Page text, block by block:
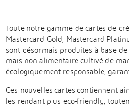
Toute notre gamme de cartes de
Mastercard Gold, Mastercard
sont désormais produites à base de
maïs non alimentaire cultivé de
écologiquement responsable,
Ces nouvelles cartes contiennent
les rendant plus eco-friendly,